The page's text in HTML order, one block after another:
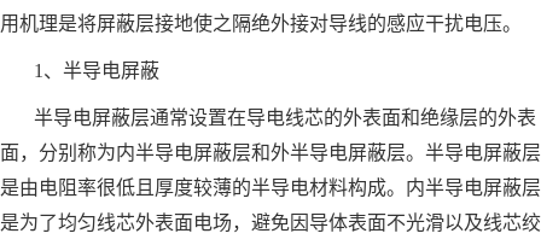
用机理是将屏蔽层接地使之隔绝外接对导线的感应干扰电压。
1、半导电屏蔽
半导电屏蔽层通常设置在导电线芯的外表面和绝缘层的外表
面，分别称为内半导电屏蔽层和外半导电屏蔽层。半导电屏蔽层
是由电阻率很低且厚度较薄的半导电材料构成。内半导电屏蔽层
是为了均匀线芯外表面电场，避免因导体表面不光滑以及线芯绞